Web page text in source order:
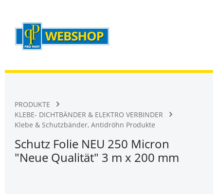
PRODUKTE
KLEBE- DICHTBÄNDER & ELEKTRO VERBINDER
Klebe & Schutzbänder, Antidröhn Produkte
Schutz Folie NEU 250 Micron
"Neue Qualität" 3 m x 200 mm